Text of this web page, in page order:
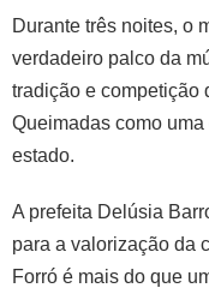
Durante três noites, o
verdadeiro palco da
tradição e competição
Queimadas como
estado.
A prefeita Delúsia
para a valorização da
Forró é mais do que